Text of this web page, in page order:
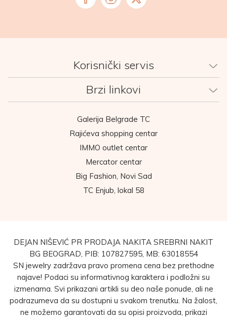
Korisnički servis
Brzi linkovi
Galerija Belgrade TC
Rajićeva shopping centar
IMMO outlet centar
Mercator centar
Big Fashion, Novi Sad
TC Enjub, lokal 58
DEJAN NIŠEVIĆ PR PRODAJA NAKITA SREBRNI NAKIT
BG BEOGRAD, PIB: 107827595, MB: 63018554
SN jewelry zadržava pravo promena cena bez prethodne
najave! Podaci su informativnog karaktera i podložni su
izmenama. Svi prikazani artikli su deo naše ponude, ali ne
podrazumeva da su dostupni u svakom trenutku. Na žalost,
ne možemo garantovati da su opisi proizvoda, prikazi